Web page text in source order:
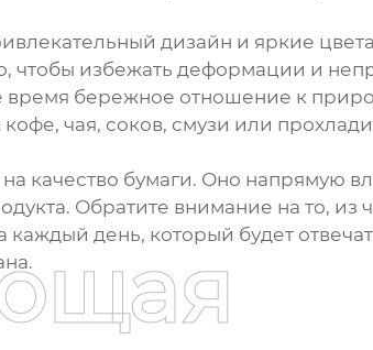
дизайн и яркие
чтобы избежать деформации и
бережное отношение к
чая, соков, смузи или
качество бумаги. Оно напрямую
Обратите внимание на то, из
день, который будет